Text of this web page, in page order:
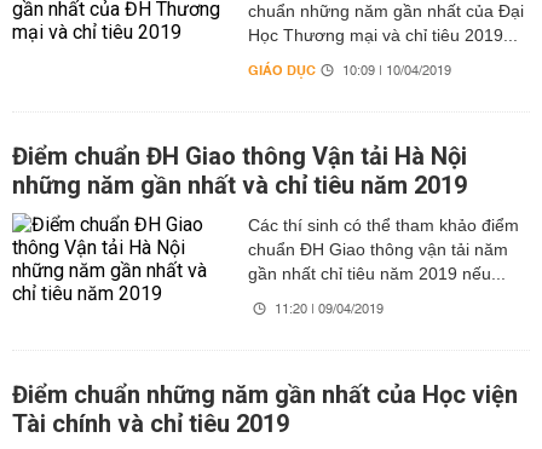
chuẩn những năm gần nhất của Đại
Học Thương mại và chỉ tiêu 2019...
GIÁO DỤC 10:09 | 10/04/2019
Điểm chuẩn ĐH Giao thông Vận tải Hà Nội
những năm gần nhất và chỉ tiêu năm 2019
Các thí sinh có thể tham khảo điểm
chuẩn ĐH Giao thông vận tải năm
gần nhất chỉ tiêu năm 2019 nếu...
11:20 | 09/04/2019
Điểm chuẩn những năm gần nhất của Học viện
Tài chính và chỉ tiêu 2019